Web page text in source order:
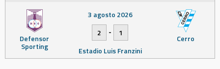
Defensor
Sporting
Cerro
3 agosto 2026
2
-
1
Estadio Luis Franzini